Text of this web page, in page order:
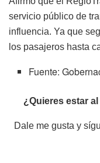
servicio público de
influencia. Ya que
los pasajeros hasta
Fuente:
¿Quieres estar
Dale me gusta y